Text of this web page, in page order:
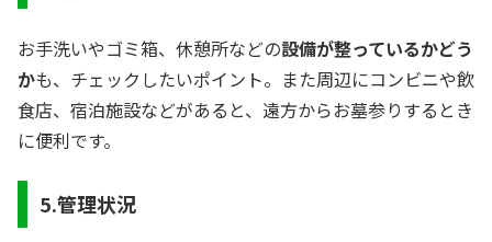
お手洗いやゴミ箱、休憩所などの設備が整っているかどう
かも、チェックしたいポイント。また周辺にコンビニや飲
食店、宿泊施設などがあると、遠方からお墓参りするとき
に便利です。
5.管理状況